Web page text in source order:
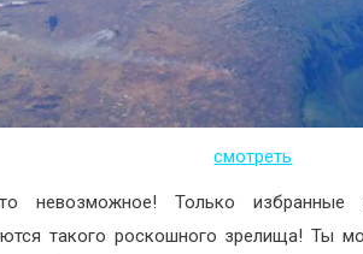
смотреть
невозможное! Только избранные
такого роскошного зрелища! Ты